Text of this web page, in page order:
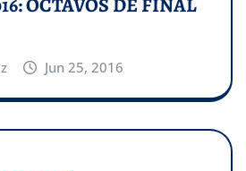
OCTAVOS DE FINAL
Jun 25, 2016